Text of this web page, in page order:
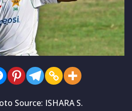
Source: ISHARA S.